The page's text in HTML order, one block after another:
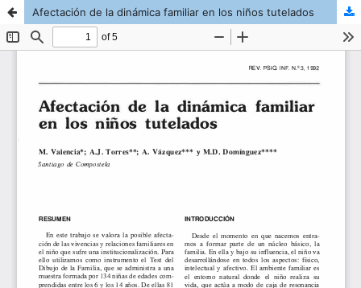
Afectación de la dinámica familiar en los niños tutelados